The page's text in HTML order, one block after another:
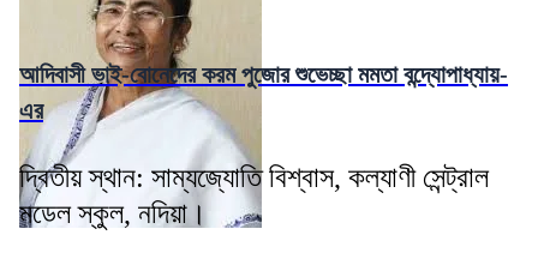
আদিবাসী ভাই-বোনেদের করম পুজোর শুভেচ্ছা মমতা বন্দ্যোপাধ্যায়-
এর
দ্বিতীয় স্থান: সাম্যজ্যোতি বিশ্বাস, কল্যাণী সেন্ট্রাল
মডেল স্কুল, নদিয়া।